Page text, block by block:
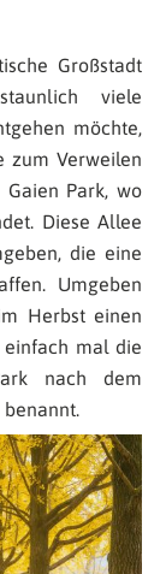
Großstadt
viele
möchte,
zum Verweilen
Park, wo
Diese Allee
die eine
Umgeben
Herbst einen
einfach mal die
nach dem